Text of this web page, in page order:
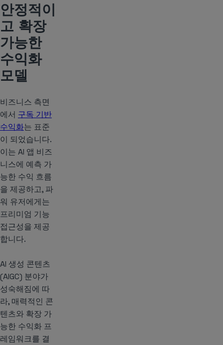
안정적이
고 확장
가능한
수익화
모델
비즈니스 측면
에서 구독 기반
수익화는 표준
이 되었습니다.
이는 AI 앱 비즈
니스에 예측 가
능한 수익 흐름
을 제공하고, 파
워 유저에게는
프리미엄 기능
접근성을 제공
합니다.
AI 생성 콘텐츠
(AIGC) 분야가
성숙해짐에 따
라, 매력적인 콘
텐츠와 확장 가
능한 수익화 프
레임워크를 결